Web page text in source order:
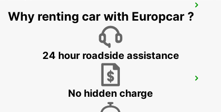
GENEVA - SWITZERLAND
GENEVA VERNIER - IKC *RY*
VERNIER - SWITZERLAND
Why renting car with Europcar ?
24 hour roadside assistance
No hidden charge